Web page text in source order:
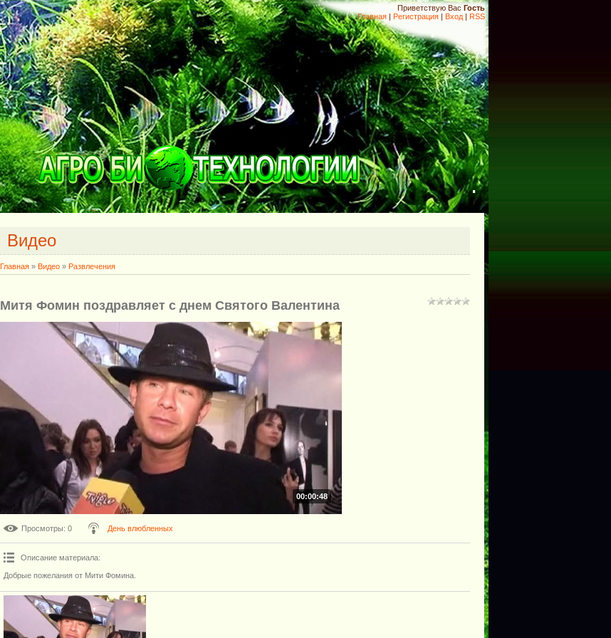
Приветствую Вас Гость
Главная | Регистрация | Вход | RSS
.
Видео
Главная » Видео » Развлечения
Митя Фомин поздравляет с днем Святого Валентина
00:00:48
Просмотры: 0 День влюбленных
Описание материала:
Добрые пожелания от Мити Фомина.